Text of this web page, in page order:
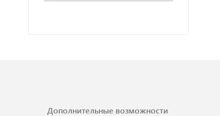
Дополнительные возможности